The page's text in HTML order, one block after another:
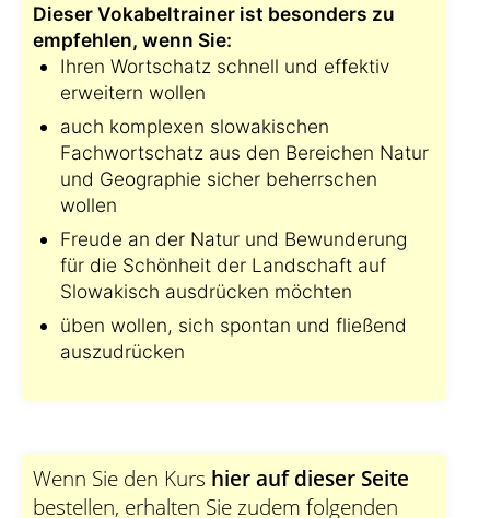
Dieser Vokabeltrainer ist besonders zu
empfehlen, wenn Sie:
Ihren Wortschatz schnell und effektiv
erweitern wollen
auch komplexen slowakischen
Fachwortschatz aus den Bereichen Natur
und Geographie sicher beherrschen
wollen
Freude an der Natur und Bewunderung
für die Schönheit der Landschaft auf
Slowakisch ausdrücken möchten
üben wollen, sich spontan und fließend
auszudrücken
Wenn Sie den Kurs hier auf dieser Seite
bestellen, erhalten Sie zudem folgenden